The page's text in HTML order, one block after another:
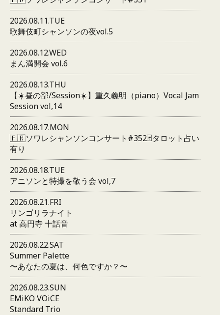
2026.08.11.TUE
歌舞伎町シャンソンの夜vol.5
2026.08.12.WED
まん満開会 vol.6
2026.08.13.THU
【☀️昼の部/Session☀️】重久義明（piano）Vocal Jam
Session vol,14
2026.08.17.MON
🇫🇷ソワレシャンソンコンサート#352🃏タロット占い
有り
2026.08.18.TUE
アニソンと特撮を敬う会 vol,7
2026.08.21.FRI
リンゴリラナイト
at 高円寺 十話音
2026.08.22.SAT
Summer Palette
〜あなたの夏は、何色ですか？〜
2026.08.23.SUN
EMiKO VOiCE
Standard Trio